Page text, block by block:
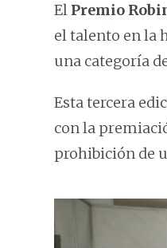
El Premio
el talento en la
una categoría
Esta tercera
con la
prohibición de